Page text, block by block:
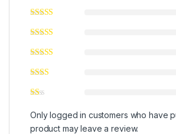
Only logged in customers who have
product may leave a review.